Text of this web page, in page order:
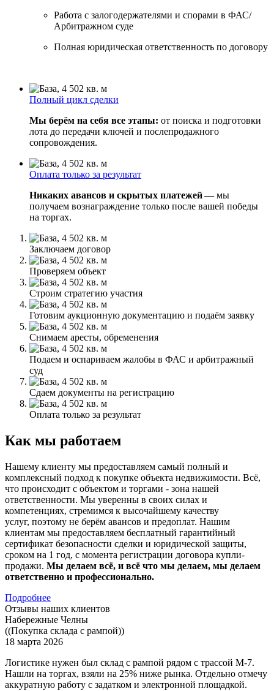
Работа с залогодержателями и спорами в ФАС/
Арбитражном суде
Полная юридическая ответственность по договору
Полный цикл сделки
Мы берём на себя все этапы: от поиска и подготовки
лота до передачи ключей и послепродажного
сопровождения.
Оплата только за результат
Никаких авансов и скрытых платежей— мы
получаем вознаграждение только после вашей победы
на торгах.
Заключаем договор
Проверяем объект
Строим стратегию участия
Готовим аукционную документацию и подаём заявку
Снимаем аресты, обременения
Подаем и оспариваем жалобы в ФАС и арбитражный
суд
Сдаем документы на регистрацию
Оплата только за результат
Как мы работаем
Нашему клиенту мы предоставляем самый полный и
комплексный подход к покупке объекта недвижимости. Всё,
что происходит с объектом и торгами - зона нашей
ответственности. Мы уверенны в своих силах и
компетенциях, стремимся к высочайшему качеству
услуг, поэтому не берём авансов и предоплат. Нашим
клиентам мы предоставляем бесплатный гарантийный
сертификат безопасности сделки и юридической защиты,
сроком на 1 год, с момента регистрации договора купли-
продажи. Мы делаем всё, и всё что мы делаем, мы делаем
ответственно и профессионально.
Подробнее
Отзывы наших клиентов
Набережные Челны
((Покупка склада с рампой))
18 марта 2026
Логистике нужен был склад с рампой рядом с трассой М-7.
Нашли на торгах, взяли на 25% ниже рынка. Отдельно отмечу
аккуратную работу с задатком и электронной площадкой.